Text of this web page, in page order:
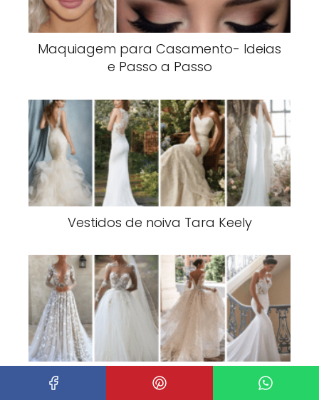
Maquiagem para Casamento- Ideias
e Passo a Passo
Vestidos de noiva Tara Keely
Vestidos de Noiva- Ideias, Dicas e
Modelos de Sonho